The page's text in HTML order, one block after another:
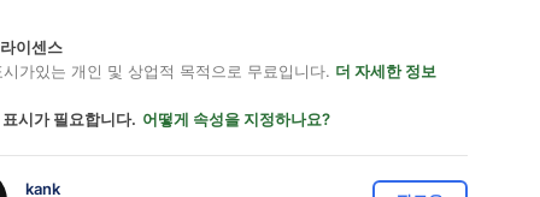
이센스
가있는 개인 및 상업적 목적으로 무료입니다. 더 자세한 정보
시가 필요합니다. 어떻게 속성을 지정하나요?
kank